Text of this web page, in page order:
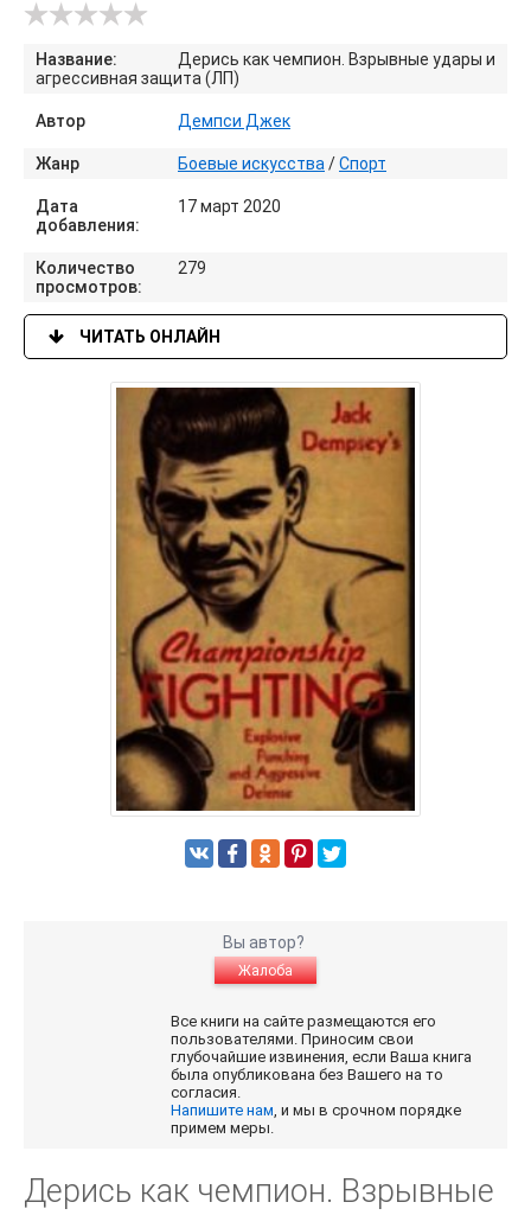
Название:
Дерись как чемпион. Взрывные удары и
агрессивная защита (ЛП)
Автор Демпси Джек
Жанр Боевые искусства /Спорт
Дата
добавления:
17 март 2020
Количество
просмотров:
279
ЧИТАТЬ ОНЛАЙН
Вы автор?
Жалоба
Все книги на сайте размещаются его
пользователями. Приносим свои
глубочайшие извинения, если Ваша книга
была опубликована без Вашего на то
согласия.
Напишите нам , и мы в срочном порядке
примем меры.
Дерись как чемпион. Взрывные